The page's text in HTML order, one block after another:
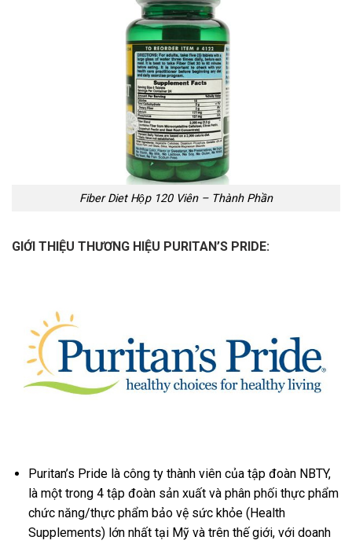
Fiber Diet Hộp 120 Viên – Thành Phần
GIỚI THIỆU THƯƠNG HIỆU PURITAN’S PRIDE:
Puritan’s Pride là công ty thành viên của tập đoàn NBTY,
là một trong 4 tập đoàn sản xuất và phân phối thực phẩm
chức năng/thực phẩm bảo vệ sức khỏe (Health
Supplements) lớn nhất tại Mỹ và trên thế giới, với doanh